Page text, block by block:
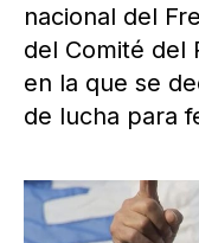
nacional del
del Comité del
en la que se
de lucha para